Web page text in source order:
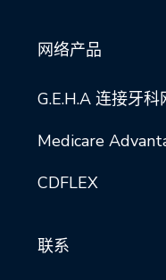
网络产品
G.E.H.A 连接牙科
Medicare
CDFLEX
联系